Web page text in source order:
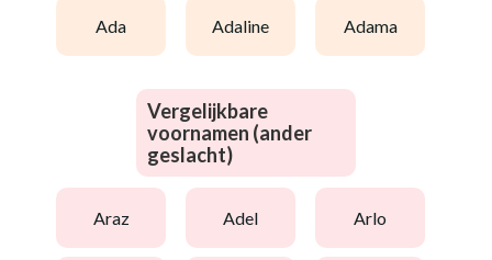
ada adaline adama
Vergelijkbare
voornamen (ander
geslacht)
araz adel arlo